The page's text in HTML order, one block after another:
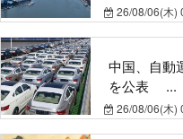
26/08/06(木)
中国、自動
を公表 ...
26/08/06(木)